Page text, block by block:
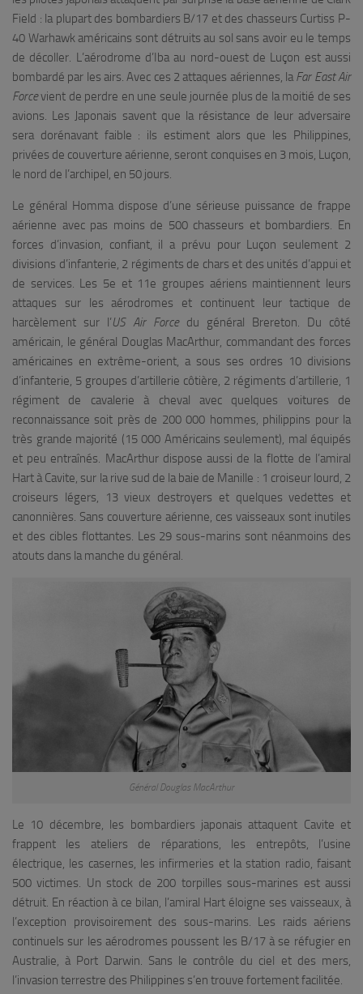
Field : la plupart des bombardiers B/17 et des chasseurs Curtiss P-
40 Warhawk américains sont détruits au sol sans avoir eu le temps
de décoller. L’aérodrome d’Iba au nord-ouest de Luçon est aussi
bombardé par les airs. Avec ces 2 attaques aériennes, la Far East Air
Forcevient de perdre en une seule journée plus de la moitié de ses
avions. Les Japonais savent que la résistance de leur adversaire
sera dorénavant faible : ils estiment alors que les Philippines,
privées de couverture aérienne, seront conquises en 3 mois, Luçon,
le nord de l’archipel, en 50 jours.
Le général Homma dispose d’une sérieuse puissance de frappe
aérienne avec pas moins de 500 chasseurs et bombardiers. En
forces d’invasion, confiant, il a prévu pour Luçon seulement 2
divisions d’infanterie, 2 régiments de chars et des unités d’appui et
de services. Les 5e et 11e groupes aériens maintiennent leurs
attaques sur les aérodromes et continuent leur tactique de
harcèlement sur l’US Air Forcedu général Brereton. Du côté
américain, le général Douglas MacArthur, commandant des forces
américaines en extrême-orient, a sous ses ordres 10 divisions
d’infanterie, 5 groupes d’artillerie côtière, 2 régiments d’artillerie, 1
régiment de cavalerie à cheval avec quelques voitures de
reconnaissance soit près de 200 000 hommes, philippins pour la
très grande majorité (15 000 Américains seulement), mal équipés
et peu entraînés. MacArthur dispose aussi de la flotte de l’amiral
Hart à Cavite, sur la rive sud de la baie de Manille : 1 croiseur lourd, 2
croiseurs légers, 13 vieux destroyers et quelques vedettes et
canonnières. Sans couverture aérienne, ces vaisseaux sont inutiles
et des cibles flottantes. Les 29 sous-marins sont néanmoins des
atouts dans la manche du général.
Général Douglas MacArthur
Le 10 décembre, les bombardiers japonais attaquent Cavite et
frappent les ateliers de réparations, les entrepôts, l’usine
électrique, les casernes, les infirmeries et la station radio, faisant
500 victimes. Un stock de 200 torpilles sous-marines est aussi
détruit. En réaction à ce bilan, l’amiral Hart éloigne ses vaisseaux, à
l’exception provisoirement des sous-marins. Les raids aériens
continuels sur les aérodromes poussent les B/17 à se réfugier en
Australie, à Port Darwin. Sans le contrôle du ciel et des mers,
l’invasion terrestre des Philippines s’en trouve fortement facilitée.